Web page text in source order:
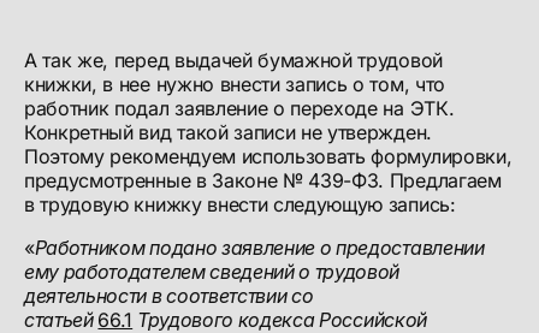
А так же, перед выдачей бумажной трудовой
книжки, в нее нужно внести запись о том, что
работник подал заявление о переходе на ЭТК.
Конкретный вид такой записи не утвержден.
Поэтому рекомендуем использовать формулировки,
предусмотренные в Законе № 439-ФЗ. Предлагаем
в трудовую книжку внести следующую запись:
«Работником подано заявление о предоставлении
ему работодателем сведений о трудовой
деятельности в соответствии со
статьей 66.1 Трудового кодекса Российской